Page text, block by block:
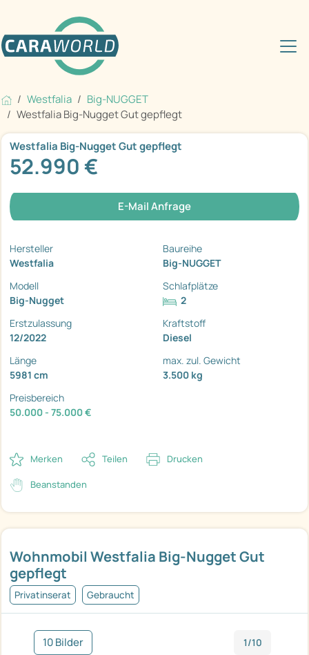
Westfalia
Big-NUGGET
Westfalia Big-Nugget Gut gepflegt
Wohnmobil Westfalia Big-Nugget Gut
gepflegt
Privatinserat Gebraucht
10 Bilder 1/10
Westfalia Big-Nugget Gut gepflegt
52.990 €
E-Mail Anfrage
Hersteller
Westfalia
Baureihe
Big-NUGGET
Modell
Big-Nugget
Schlafplätze
2
Erstzulassung
12/2022
Kraftstoff
Diesel
Länge
5981 cm
max. zul. Gewicht
3.500 kg
Preisbereich
50.000 - 75.000 €
Merken Teilen Drucken
Beanstanden